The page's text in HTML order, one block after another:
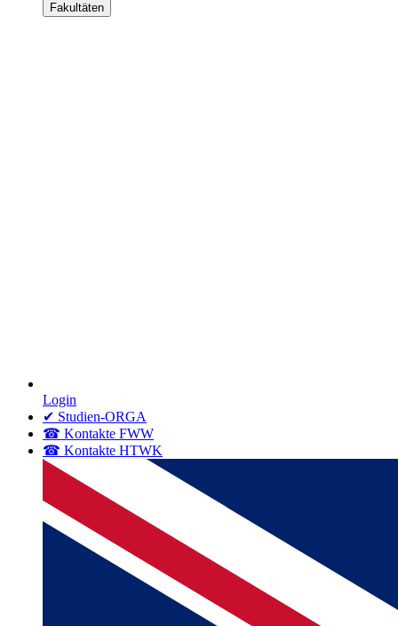
Fakultäten
Login
✔ Studien-ORGA
☎ Kontakte FWW
☎ Kontakte HTWK